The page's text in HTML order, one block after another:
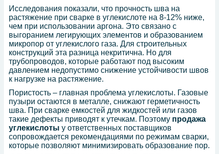
Исследования показали, что прочность шва на
растяжение при сварке в углекислоте на 8-12% ниже,
чем при использовании аргона. Это связано с
выгоранием легирующих элементов и образованием
микропор от углекислого газа. Для строительных
конструкций эта разница некритична. Но для
трубопроводов, которые работают под высоким
давлением недопустимо снижение устойчивости швов
к нагрузке на растяжение.
Пористость – главная проблема углекислоты. Газовые
пузыри остаются в металле, снижают герметичность
шва. При сварке емкостей для жидкостей или газов
такие дефекты приводят к утечкам. Поэтому продажа
углекислоты у ответственных поставщиков
сопровождается рекомендациями по режимам сварки,
которые позволяют минимизировать образование пор.